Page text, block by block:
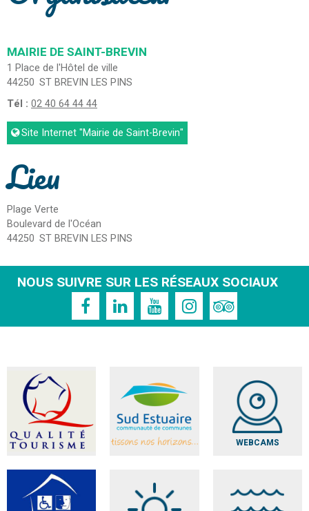
MAIRIE DE SAINT-BREVIN
1 Place de l'Hôtel de ville
44250 ST BREVIN LES PINS
Tél : 02 40 64 44 44
Site Internet"Mairie de Saint-Brevin"
Lieu
Plage Verte
Boulevard de l'Océan
44250 ST BREVIN LES PINS
NOUS SUIVRE SUR LES RÉSEAUX SOCIAUX
WEBCAMS